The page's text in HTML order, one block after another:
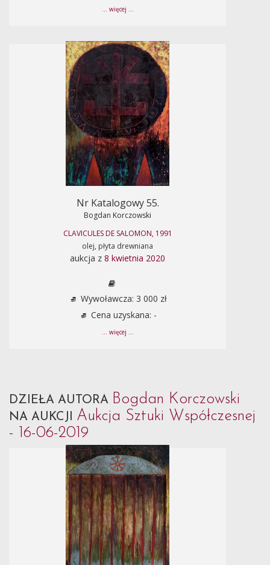
... więcej ...
Nr Katalogowy 55.
Bogdan Korczowski
CLAVICULES DE SALOMON, 1991
olej, płyta drewniana
aukcja z 8 kwietnia 2020
Wywoławcza: 3 000 zł
Cena uzyskana: -
... więcej ...
DZIEŁA AUTORA Bogdan Korczowski
NA AUKCJI Aukcja Sztuki Współczesnej
- 16-06-2019